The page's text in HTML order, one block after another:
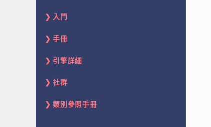
入門
手冊
引擎詳細
社群
類別參照手冊